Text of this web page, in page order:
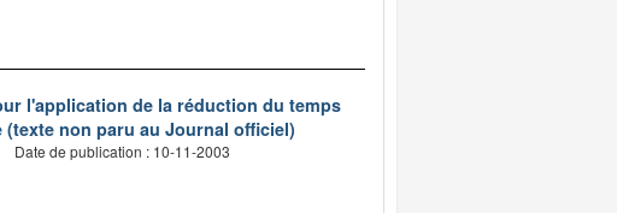
l'application de la réduction du temps
non paru au Journal officiel)
Date de publication : 10-11-2003